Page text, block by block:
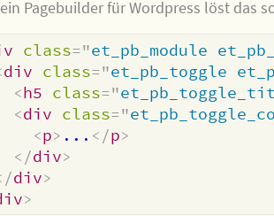
Pagebuilder für Wordpress löst das
class="et_pb_module
div class="et_pb_toggle
<h5 class="
<div class="
<p> ... </p>
</div>
div>
>